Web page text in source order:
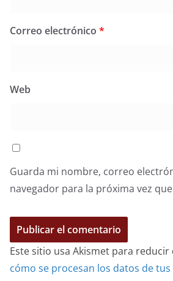
Correo electrónico *
Web
Guarda mi nombre, correo
navegador para la próxima vez
Este sitio usa Akismet para reducir
cómo se procesan los datos de